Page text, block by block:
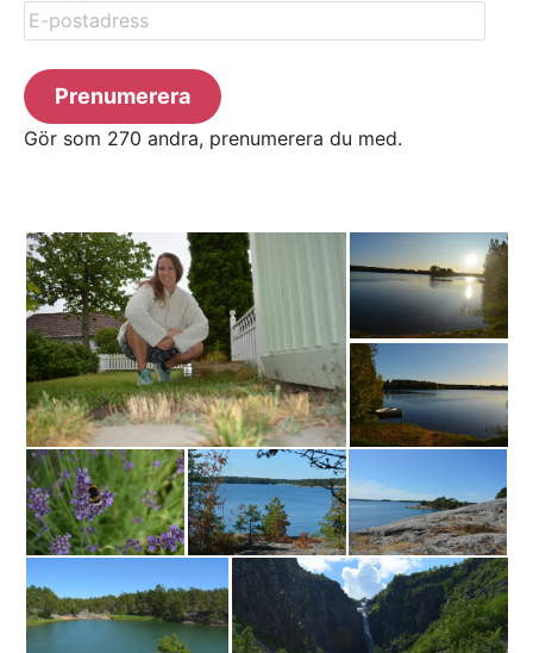
E-
postadress
Prenumerera
Gör som 270 andra, prenumerera du med.